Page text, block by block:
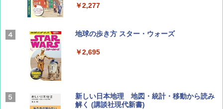
AIRLINE（エアライン）2026年9月号【特
BE-PAL(ビ-パル) 2026年 9 月号【特別付録:
SOTO ミニマル"旅"財布 ランダム2種】
￥2,277
地球の歩き方 スター・ウォーズ
￥2,695
新しい日本地理 地図・統計・移動から読み
解く (講談社現代新書)